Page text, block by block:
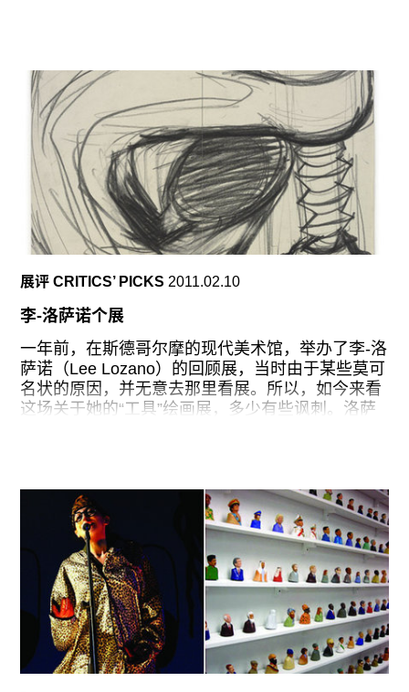
栾林
远足，否则是无法发现它的。没有电也没有管道。
在远离纽约的一个偏僻之地，我对那座鬼屋竟然有
些着迷。我的朋友说它是山里一个制作冰毒的场
所，也许是吧。我可从不敢进去。但我不禁心怀恐
惧地想起这个地方，像这样的场所，里面会是什么
呢？为什么我们对废弃的小屋总是感到害怕呢？六
个多月来，我发现自己都是在google上搜索照片，
沉浸在鬼屋的那种恐怖的感觉里。但这次展览的想
法，却是源于一座要拆的房子。我的公公在那座房
子里住了五十年，我们去那里收拾时，看到了很多
意义的东西，承载着回忆，但有时却只能被抛弃。
所以我就考虑用Google搜索，收集一些类似的废弃
的物品的图。于是决定为一座废屋做一个图册。
这是一本海报书，有350张图片，有孩子的图，家
庭度假图片，风光图，粗糙的工艺品图。什么都
有，从诺亚方舟到纸扎玩偶，从香港到西部，从彩
这种乡野气带到瑞士的乡间。
展评 CRITICS’ PICKS 2011.02.10
李-洛萨诺个展
一年前，在斯德哥尔摩的现代美术馆，举办了李-洛
萨诺（Lee Lozano）的回顾展，当时由于某些莫可
名状的原因，并无意去那里看展。所以，如今来看
这场关于她的“工具”绘画展，多少有些讽刺。洛萨
绘画，态势绘画，硬边抽象，观念艺术等不同时
期。本场展览回溯了她最早期的实验之举（当时她
还没有地址女性，这也是她1971年脱离艺术界之前
的那段时期），从中不难看出，在其短暂的创作生
涯里，不乏对权力和性的追逐，更有对“追求极端”
的毅然决然，她在笔记本中表示，这是必须要做的
事。
赫里斯-弗拉普顿（Hollis Frampton）1963年在她
的工作室拍摄的一张照片中显示，她的桌子上摆放